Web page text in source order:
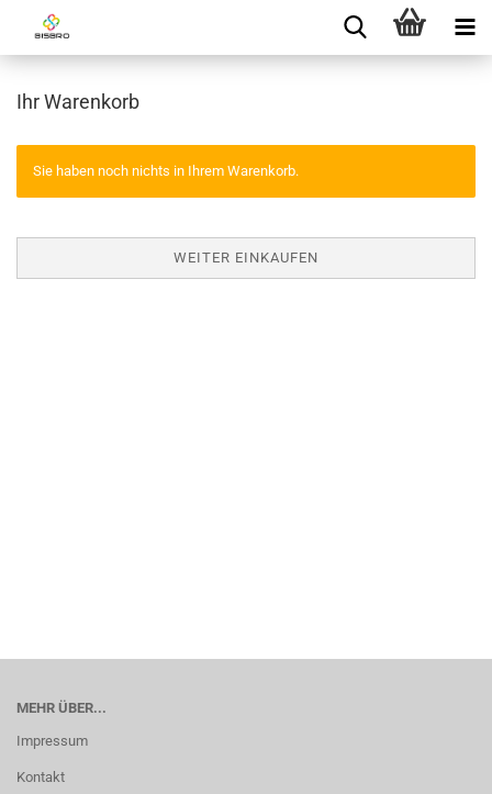
Ihr Warenkorb
Sie haben noch nichts in Ihrem Warenkorb.
WEITER EINKAUFEN
MEHR ÜBER...
Impressum
Kontakt